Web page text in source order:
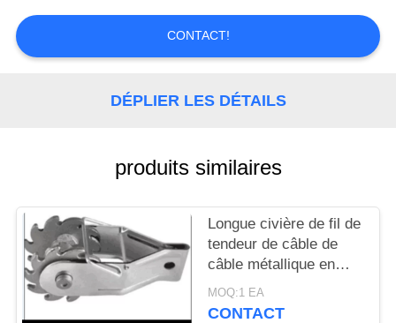
DEMANDEZ
UNE
PRIVACY
POLICY
CONTACT!
DÉPLIER LES DÉTAILS
produits similaires
Longue civière de fil de
tendeur de câble de
câble métallique en
métal 122mm pour le
maillon de chaîne
MOQ:1 EA
CONTACT